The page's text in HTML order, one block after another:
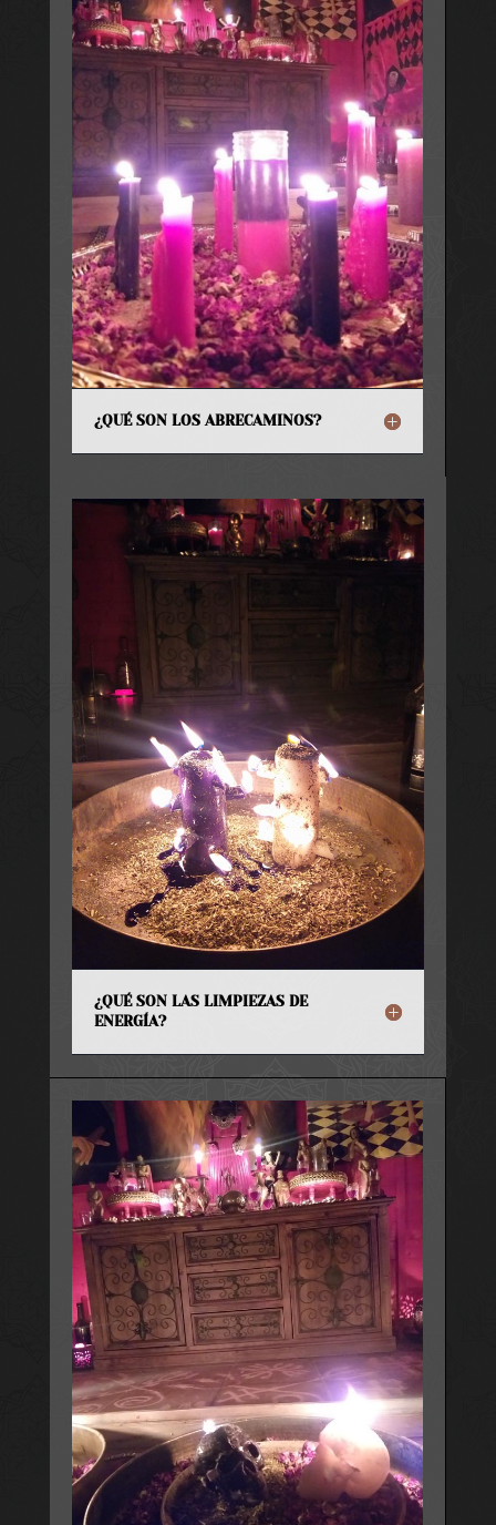
¿QUÉ SON LOS ABRECAMINOS?
¿QUÉ SON LAS LIMPIEZAS DE
ENERGÍA?